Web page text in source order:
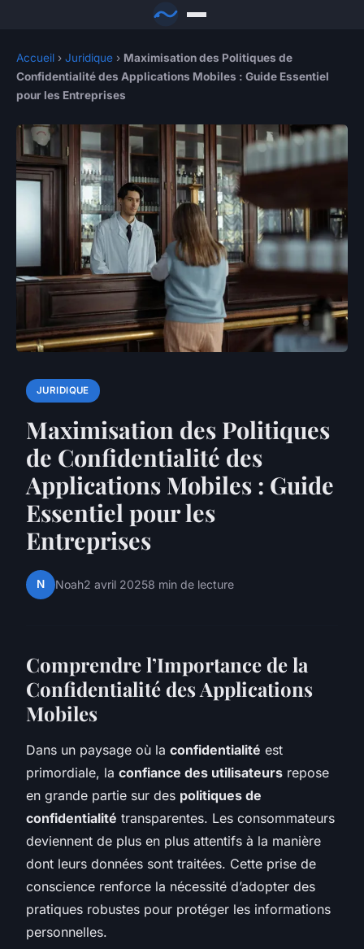
Accueil › Juridique › Maximisation des Politiques de
Confidentialité des Applications Mobiles : Guide Essentiel
pour les Entreprises
JURIDIQUE
Maximisation des Politiques
de Confidentialité des
Applications Mobiles : Guide
Essentiel pour les
Entreprises
N Noah2 avril 20258 min de lecture
Comprendre l’Importance de la
Confidentialité des Applications
Mobiles
Dans un paysage où la confidentialité est
primordiale, la confiance des utilisateurs repose
en grande partie sur des politiques de
confidentialité transparentes. Les consommateurs
deviennent de plus en plus attentifs à la manière
dont leurs données sont traitées. Cette prise de
conscience renforce la nécessité d’adopter des
pratiques robustes pour protéger les informations
personnelles.